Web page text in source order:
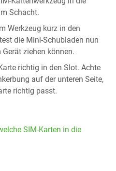
Schacht.
Werkzeug kurz in den
die Mini-Schubladen nun
ziehen können.
richtig in den Slot. Achte
auf der unteren Seite,
richtig passt.
SIM-Karten in die